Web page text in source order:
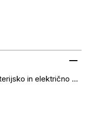
Baterijsko in električno omrežje